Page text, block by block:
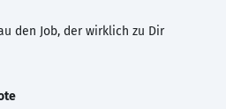
den Job, der wirklich zu Dir